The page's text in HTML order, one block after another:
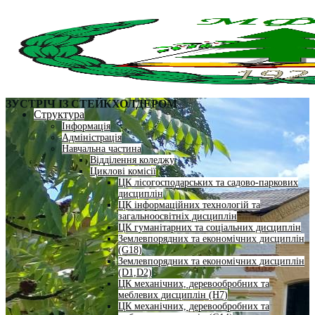
Структура
Інформація
Адміністрація
Навчальна частина
Відділення коледжу
Циклові комісії
ЦК лісогосподарських та садово-паркових
дисциплін
ЦК інформаційних технологій та
загальноосвітніх дисциплін
ЦК гуманітарних та соціальних дисциплін
Землевпорядних та економічних дисциплін
(G18)
Землевпорядних та економічних дисциплін
(D1,D2)
ЦК механічних, деревообробних та
меблевих дисциплін (H7)
ЦК механічних, деревообробних та
ЗУСТРІЧ ІЗ СТЕЙКХОЛДЕРОМ